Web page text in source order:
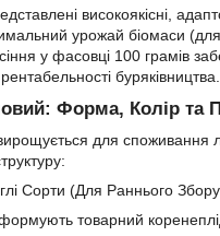
високоякісні,
урожай біомаси (для
у фасовці 100 грамів
буряківництва.
Форма, Колір та
для споживання
Сорти (Для Раннього
товарний